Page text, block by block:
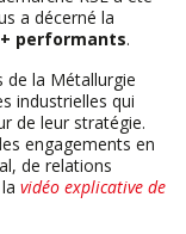
a décerné la
performants.
de la Métallurgie
industrielles qui
de leur stratégie.
engagements en
de relations
vidéo explicative de